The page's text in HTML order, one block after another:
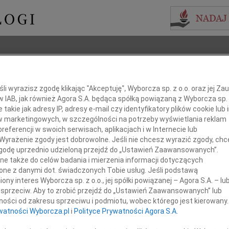
Imię i nazwisko lub numer ogłoszenia:
+ szukanie
INNE NEKROLOGI
Zbigniew Święch 07.08.2026
Z dużym smutkiem przyjąłem
24.07.2026Kraków
Panu Jackowi Gryzło
Karolina Witek 20.07.2026
Z głębokim smutkiem i żalem
Joanna Słowińska
Z olbrzymim smutkiem
wyrazisz zgodę klikając "Akceptuję", Wyborcza sp. z o.o. oraz jej
jak również Agora S.A. będąca spółką powiązaną z Wyborcza sp.
jak adresy IP, adresy e-mail czy identyfikatory plików cookie lub
marketingowych, w szczególności na potrzeby wyświetlania reklam
w swoich serwisach, aplikacjach i w Internecie lub
zgody jest dobrowolne. Jeśli nie chcesz wyrazić zgody,
uprzednio udzieloną przejdź do „Ustawień Zaawansowanych”.
także do celów badania i mierzenia informacji dotyczących
z danymi dot. świadczonych Tobie usług. Jeśli podstawą
interes Wyborcza sp. z o.o., jej spółki powiązanej – Agora S.A. – lub
Aby to zrobić przejdź do „Ustawień Zaawansowanych” lub
od zakresu sprzeciwu i podmiotu, wobec którego jest kierowany.
Wyborcza.pl i Polityce Prywatności Agora S.A.